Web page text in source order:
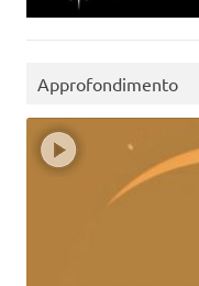
Approfondimento